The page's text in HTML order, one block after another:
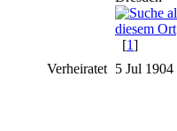
[1]
Verheiratet 5 Jul 1904